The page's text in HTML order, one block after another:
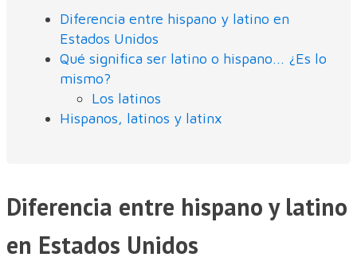
Diferencia entre hispano y latino en
Estados Unidos
Qué significa ser latino o hispano... ¿Es lo
mismo?
Los latinos
Hispanos, latinos y latinx
Diferencia entre hispano y latino
en Estados Unidos